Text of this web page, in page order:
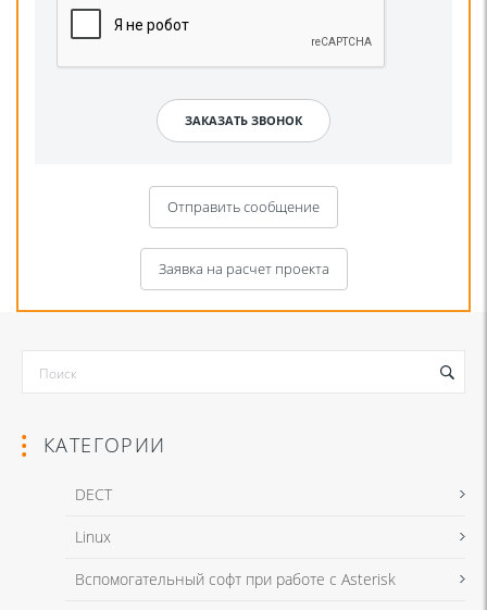
Отправить сообщение
Я даю согласие на обработку моих персональных данных для связи
в соответствии с Политикой в отношении обработки персональных
Заявка на расчет проекта
КАТЕГОРИИ
DECT
Linux
Вспомогательный софт при работе с Asterisk